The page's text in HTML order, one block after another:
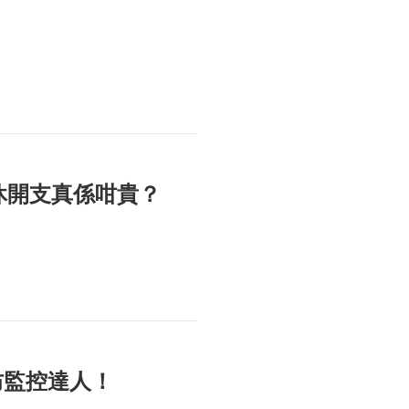
支真係咁貴？
控達人！